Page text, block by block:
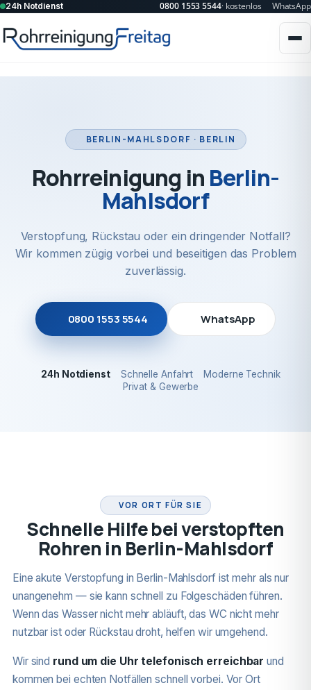
24h Notdienst 0800 1553 5544· kostenlos WhatsApp
BERLIN-MAHLSDORF · BERLIN
Rohrreinigung in Berlin-
Mahlsdorf
Verstopfung, Rückstau oder ein dringender Notfall?
Wir kommen zügig vorbei und beseitigen das Problem
zuverlässig.
0800 1553 5544 WhatsApp
24h Notdienst Schnelle Anfahrt
Moderne Technik
Privat & Gewerbe
VOR ORT FÜR SIE
Schnelle Hilfe bei verstopften
Rohren in Berlin-Mahlsdorf
Eine akute Verstopfung in Berlin-Mahlsdorf ist mehr als nur
unangenehm — sie kann schnell zu Folgeschäden führen.
Wenn das Wasser nicht mehr abläuft, das WC nicht mehr
nutzbar ist oder Rückstau droht, helfen wir umgehend.
Wir sind rund um die Uhr telefonisch erreichbar und
kommen bei echten Notfällen schnell vorbei. Vor Ort